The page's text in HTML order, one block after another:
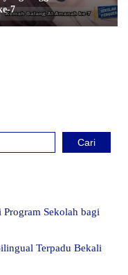
7
Cari
Program Sekolah bagi
Terpadu Bekali